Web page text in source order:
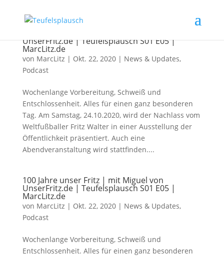
UnserFritz.de | Teufelsplausch S01 E05 |
MarcLitz.de
von MarcLitz | Okt. 22, 2020| News & Updates,
Podcast
Wochenlange Vorbereitung, Schweiß und
Entschlossenheit. Alles für einen ganz besonderen
Tag. Am Samstag, 24.10.2020, wird der Nachlass vom
Weltfußballer Fritz Walter in einer Ausstellung der
Öffentlichkeit präsentiert. Auch eine
Abendveranstaltung wird stattfinden....
100 Jahre unser Fritz | mit Miguel von
UnserFritz.de | Teufelsplausch S01 E05 |
MarcLitz.de
von MarcLitz | Okt. 22, 2020| News & Updates,
Podcast
Wochenlange Vorbereitung, Schweiß und
Entschlossenheit. Alles für einen ganz besonderen